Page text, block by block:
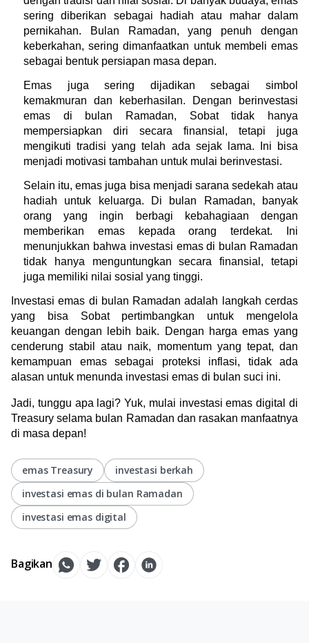
sering diberikan sebagai hadiah atau mahar dalam
pernikahan. Bulan Ramadan, yang penuh dengan
keberkahan, sering dimanfaatkan untuk membeli emas
sebagai bentuk persiapan masa depan.
Emas juga sering dijadikan sebagai simbol
kemakmuran dan keberhasilan. Dengan berinvestasi
emas di bulan Ramadan, Sobat tidak hanya
mempersiapkan diri secara finansial, tetapi juga
mengikuti tradisi yang telah ada sejak lama. Ini bisa
menjadi motivasi tambahan untuk mulai berinvestasi.
Selain itu, emas juga bisa menjadi sarana sedekah atau
hadiah untuk keluarga. Di bulan Ramadan, banyak
orang yang ingin berbagi kebahagiaan dengan
memberikan emas kepada orang terdekat. Ini
menunjukkan bahwa investasi emas di bulan Ramadan
tidak hanya menguntungkan secara finansial, tetapi
juga memiliki nilai sosial yang tinggi.
Investasi emas di bulan Ramadan adalah langkah cerdas
yang bisa Sobat pertimbangkan untuk mengelola
keuangan dengan lebih baik. Dengan harga emas yang
cenderung stabil atau naik, momentum yang tepat, dan
kemampuan emas sebagai proteksi inflasi, tidak ada
alasan untuk menunda investasi emas di bulan suci ini.
Jadi, tunggu apa lagi? Yuk, mulai investasi emas digital di
Treasury selama bulan Ramadan dan rasakan manfaatnya
di masa depan!
emas Treasury
investasi berkah
investasi emas di bulan Ramadan
investasi emas digital
Bagikan